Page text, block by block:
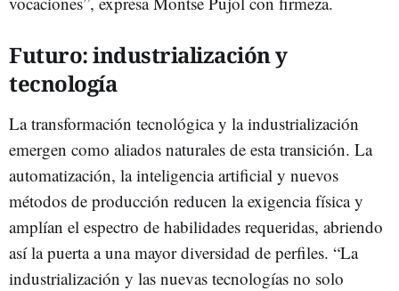
Futuro: industrialización y
tecnología
La transformación tecnológica y la industrialización
emergen como aliados naturales de esta transición. La
automatización, la inteligencia artificial y nuevos
métodos de producción reducen la exigencia física y
amplían el espectro de habilidades requeridas, abriendo
así la puerta a una mayor diversidad de perfiles. “La
industrialización y las nuevas tecnologías no solo